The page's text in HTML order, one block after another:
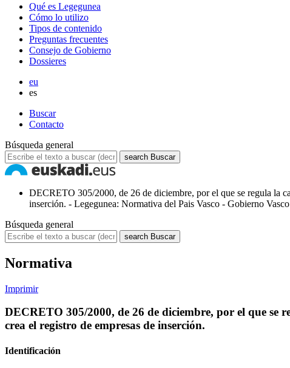
Qué es Legegunea
Cómo lo utilizo
Tipos de contenido
Preguntas frecuentes
Consejo de Gobierno
Dossieres
eu
es
Buscar
Contacto
Búsqueda general
search Buscar
DECRETO 305/2000, de 26 de diciembre, por el que se regula la
inserción. - Legegunea: Normativa del Pais Vasco - Gobierno
Búsqueda general
search Buscar
Normativa
Imprimir
DECRETO 305/2000, de 26 de diciembre, por el que se
crea el registro de empresas de inserción.
Identificación